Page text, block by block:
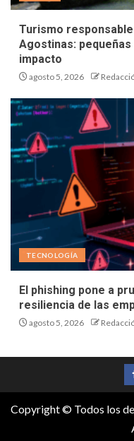
Turismo
Agostinas:
impacto
agosto 5, 2026
TECNOLOGÍA
El phishing pone a
resiliencia de las
agosto 5, 2026
Copyright © Todos los